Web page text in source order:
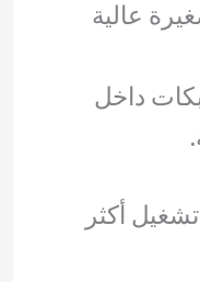
عالية
داخل
أكثر